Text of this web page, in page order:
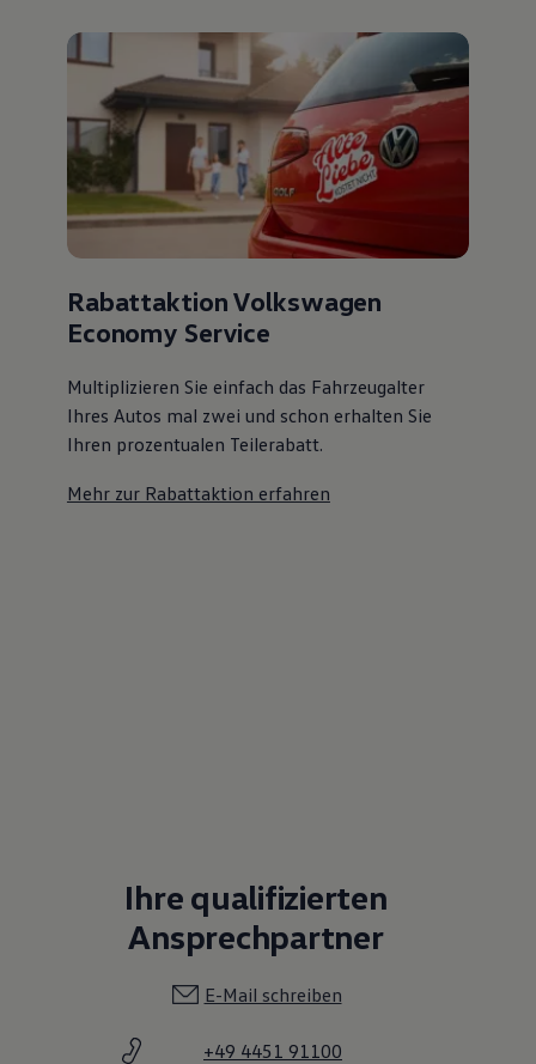
Rabattaktion Volkswagen
Economy Service
Multiplizieren Sie einfach das Fahrzeugalter
Ihres Autos mal zwei und schon erhalten Sie
Ihren prozentualen Teilerabatt.
Mehr zur Rabattaktion erfahren
Ihre qualifizierten
Ansprechpartner
E-Mail schreiben
+49 4451 91100